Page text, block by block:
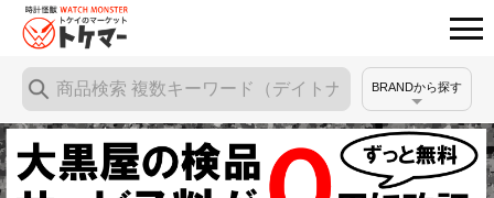
BRANDから探す